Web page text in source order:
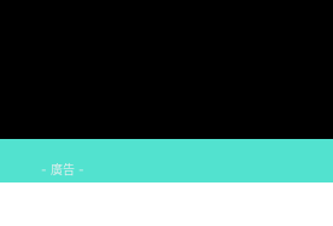
- 廣告 -